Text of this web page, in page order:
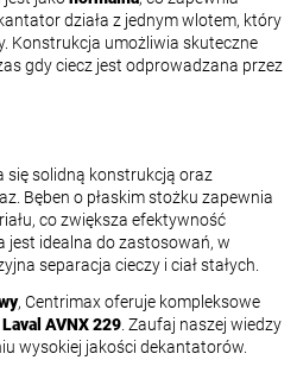
działa z jednym wlotem, który
Konstrukcja umożliwia skuteczne
gdy ciecz jest odprowadzana przez
się solidną konstrukcją oraz
Bęben o płaskim stożku zapewnia
co zwiększa efektywność
jest idealna do zastosowań, w
separacja cieczy i ciał stałych.
, Centrimax oferuje kompleksowe
AVNX 229. Zaufaj naszej wiedzy
wysokiej jakości dekantatorów.